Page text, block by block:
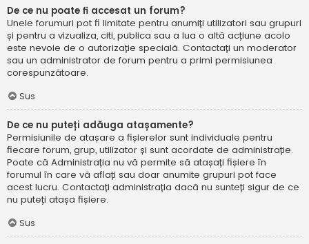
De ce nu poate fi accesat un forum?
Unele forumuri pot fi limitate pentru anumiți utilizatori sau grupuri
și pentru a vizualiza, citi, publica sau a lua o altă acțiune acolo
este nevoie de o autorizație specială. Contactați un moderator
sau un administrator de forum pentru a primi permisiunea
corespunzătoare.
Sus
De ce nu puteți adăuga atașamente?
Permisiunile de atașare a fișierelor sunt individuale pentru
fiecare forum, grup, utilizator și sunt acordate de administrație.
Poate că Administrația nu vă permite să atașați fișiere în
forumul în care vă aflați sau doar anumite grupuri pot face
acest lucru. Contactați administrația dacă nu sunteți sigur de ce
nu puteți atașa fișiere.
Sus